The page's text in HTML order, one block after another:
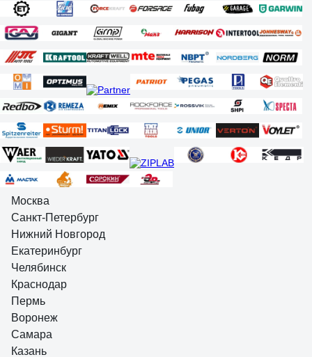
Москва
Санкт-Петербург
Нижний Новгород
Екатеринбург
Челябинск
Краснодар
Пермь
Воронеж
Самара
Казань